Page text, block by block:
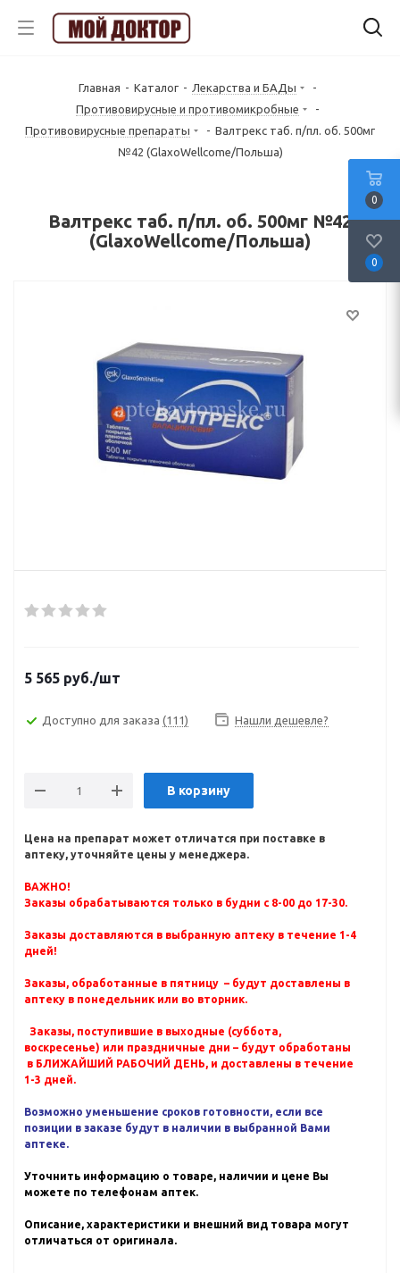
Главная - Каталог - Лекарства и БАДы
-
Противовирусные и противомикробные
-
Противовирусные препараты
- Валтрекс таб. п/пл. об. 500мг
№42 (GlaxoWellcome/Польша)
Валтрекс таб. п/пл. об. 500мг №42
(GlaxoWellcome/Польша)
5 565 руб./шт
Доступно для заказа (111) Нашли дешевле?
В корзину
Цена на препарат может отличатся при поставке в
аптеку, уточняйте цены у менеджера.
ВАЖНО!
Заказы обрабатываются только в будни с 8-00 до 17-30.
Заказы доставляются в выбранную аптеку в течение 1-4
дней!
Заказы, обработанные в пятницу – будут доставлены в
аптеку в понедельник или во вторник.
Заказы, поступившие в выходные (суббота,
воскресенье) или праздничные дни – будут обработаны
в БЛИЖАЙШИЙ РАБОЧИЙ ДЕНЬ, и доставлены в течение
1-3 дней.
Возможно уменьшение сроков готовности, если все
позиции в заказе будут в наличии в выбранной Вами
аптеке.
Уточнить информацию о товаре, наличии и цене Вы
можете по телефонам аптек.
Описание, характеристики и внешний вид товара могут
отличаться от оригинала.
0
0